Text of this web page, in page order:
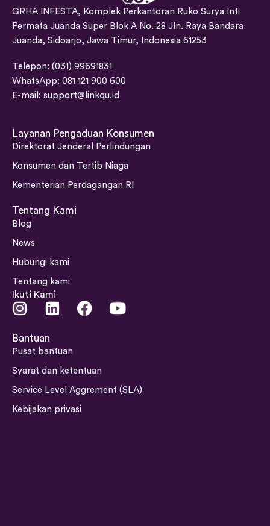
GRHA INFESTA, Komplek Perkantoran Ruko Surya Inti
Permata Juanda Super Blok A No. 28 Jln. Raya Bandara
Juanda, Sidoarjo, Jawa Timur, Indonesia 61253
Telepon: (031) 99691831
WhatsApp: 081 121 900 600
E-mail: support@linkqu.id
Layanan Pengaduan Konsumen
Direktorat Jenderal Perlindungan
Konsumen dan Tertib Niaga
Kementerian Perdagangan RI
Tentang Kami
Blog
News
Hubungi kami
Tentang kami
Ikuti Kami
I
s
t
a
r
a
L
k
e
i
n
F
b
o
Y
b
e
Bantuan
Pusat bantuan
Syarat dan ketentuan
Service Level Aggrement (SLA)
Kebijakan privasi